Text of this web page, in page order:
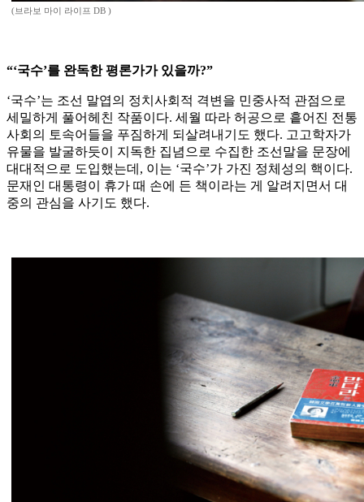
(브라보 마이 라이프 DB )
“‘국수’를 완독한 평론가가 있을까?”
‘국수’는 조선 말엽의 정치사회적 격변을 민중사적 관점으로
세밀하게 풀어헤친 작품이다. 세월 따라 허공으로 흩어진 전통
사회의 토속어들을 푸짐하게 되살려내기도 했다. 고고학자가
유물을 발굴하듯이 지독한 집념으로 수집한 조선말을 문장에
대대적으로 도입했는데, 이는 ‘국수’가 가진 정체성의 핵이다.
문재인 대통령이 휴가 때 손에 든 책이라는 게 알려지면서 대
중의 관심을 사기도 했다.